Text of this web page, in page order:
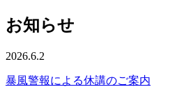
お知らせ
2026.6.2
暴風警報による休講のご案内